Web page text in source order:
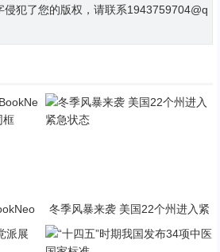
侵犯了您的版权，请联系1943759704@q
冬季风暴来袭 美国22个州进入紧